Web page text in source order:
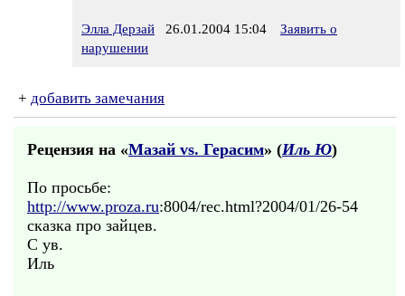
Элла Дерзай 26.01.2004 15:04
Заявить о
нарушении
+ добавить замечания
Рецензия на «Мазай vs. Герасим» (Иль Ю)
По просьбе:
http://www.proza.ru:8004/rec.html?2004/01/26-54
сказка про зайцев.
С ув.
Иль